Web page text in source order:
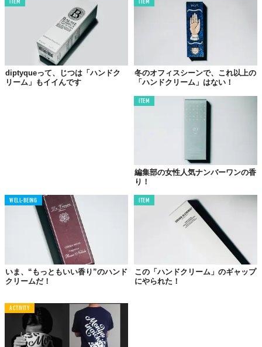
L'OFFICINE UNIVERSELLE BULY
©2021 NEW STANDARD
パリの総合美容専門店「L'OFFICINE UNIVERSELLE BULY」のハ
ンド&フットクリーム「Pommade Concrete」。
暖房によって乾燥した空間でも、リッチを超えてもはやエレガン
トなしっとり感とともに手をリカバー。驚くほどツヤツヤにな
る。伸びも相当いいから、PC使用も問題なし。高級感のあるパッ
ケージは、会話のきっかけにもなりそう。
ITEM
diptyqueって、じつは「ハンドク
リーム」もイイんです
ITEM
冬のオフィスシーンで、これ以上の
「ハンドクリーム」はない！
ITEM
編集部の女性人気ナンバーワンの香
り！
WELL-BEING
いま、“もっともいい香り”のハンド
クリームだ！
ITEM
この「ハンドクリーム」のギャップ
にやられた！
ACTIVITY